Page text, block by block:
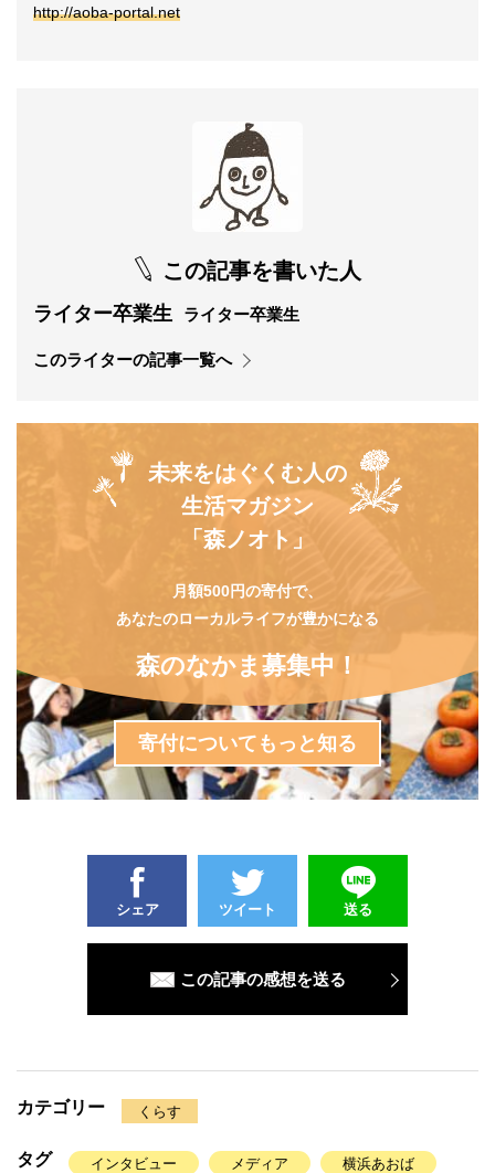
http://aoba-portal.net
この記事を書いた人
ライター卒業生 ライター卒業生
このライターの記事一覧へ
未来をはぐくむ人の
生活マガジン
「森ノオト」
月額500円の寄付で、
あなたのローカルライフが豊かになる
森のなかま募集中！
寄付についてもっと知る
シェア ツイート 送る
この記事の感想を送る
カテゴリー くらす
タグ インタビュー メディア 横浜あおば